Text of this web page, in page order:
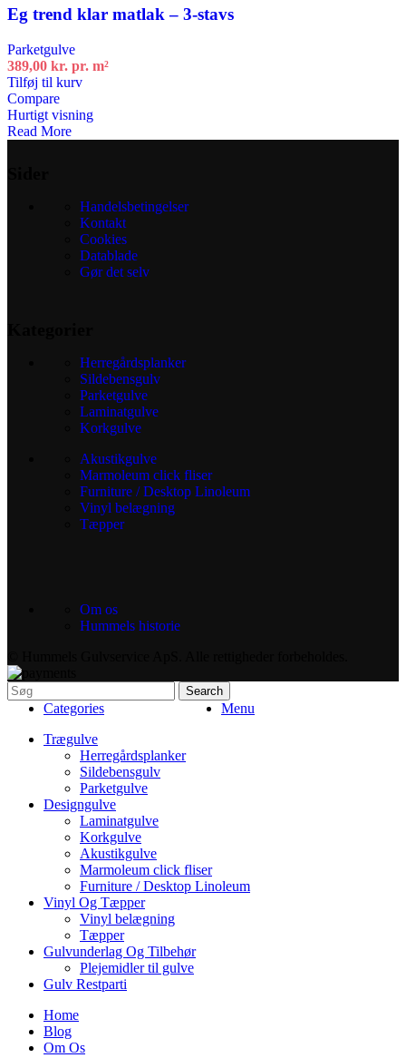
Eg trend klar matlak – 3-stavs
Parketgulve
389,00 kr. pr. m²
Tilføj til kurv
Compare
Hurtigt visning
Read More
Handelsbetingelser
Kontakt
Cookies
Datablade
Gør det selv
Herregårdsplanker
Sildebensgulv
Parketgulve
Laminatgulve
Korkgulve
Akustikgulve
Marmoleum click fliser
Furniture / Desktop Linoleum
Vinyl belægning
Tæpper
Om os
Hummels historie
Search
Menu
Categories
Trægulve
Herregårdsplanker
Sildebensgulv
Parketgulve
Designgulve
Laminatgulve
Korkgulve
Akustikgulve
Marmoleum click fliser
Furniture / Desktop Linoleum
Vinyl Og Tæpper
Vinyl belægning
Tæpper
Gulvunderlag Og Tilbehør
Plejemidler til gulve
Gulv Restparti
Home
Blog
Om Os